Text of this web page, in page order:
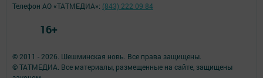
© 2011 - 2026. Шешминская новь. Все права защищены.
© ТАТМЕДИА. Все материалы, размещенные на сайте, защищены
Телефон АО «ТАТМЕДИА»: (843) 222 09 84
16+